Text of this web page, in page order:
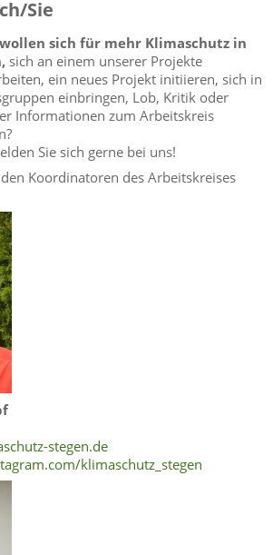
Sie
sich für mehr Klimaschutz in
sich an einem unserer Projekte
ein neues Projekt initiieren, sich in
einbringen, Lob, Kritik oder
Informationen zum Arbeitskreis
Sie sich gerne bei uns!
Koordinatoren des Arbeitskreises
stegen.de
klimaschutz_stegen